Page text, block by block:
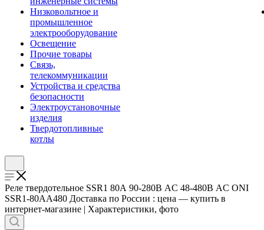
Низковольтное и
промышленное
электрооборудование
Освещение
Прочие товары
Связь,
телекоммуникации
Устройства и средства
безопасности
Электроустановочные
изделия
Твердотопливные
котлы
Реле твердотельное SSR1 80А 90-280В AC 48-480В AC ONI
SSR1-80AA480 Доставка по России : цена — купить в
интернет-магазине | Характеристики, фото